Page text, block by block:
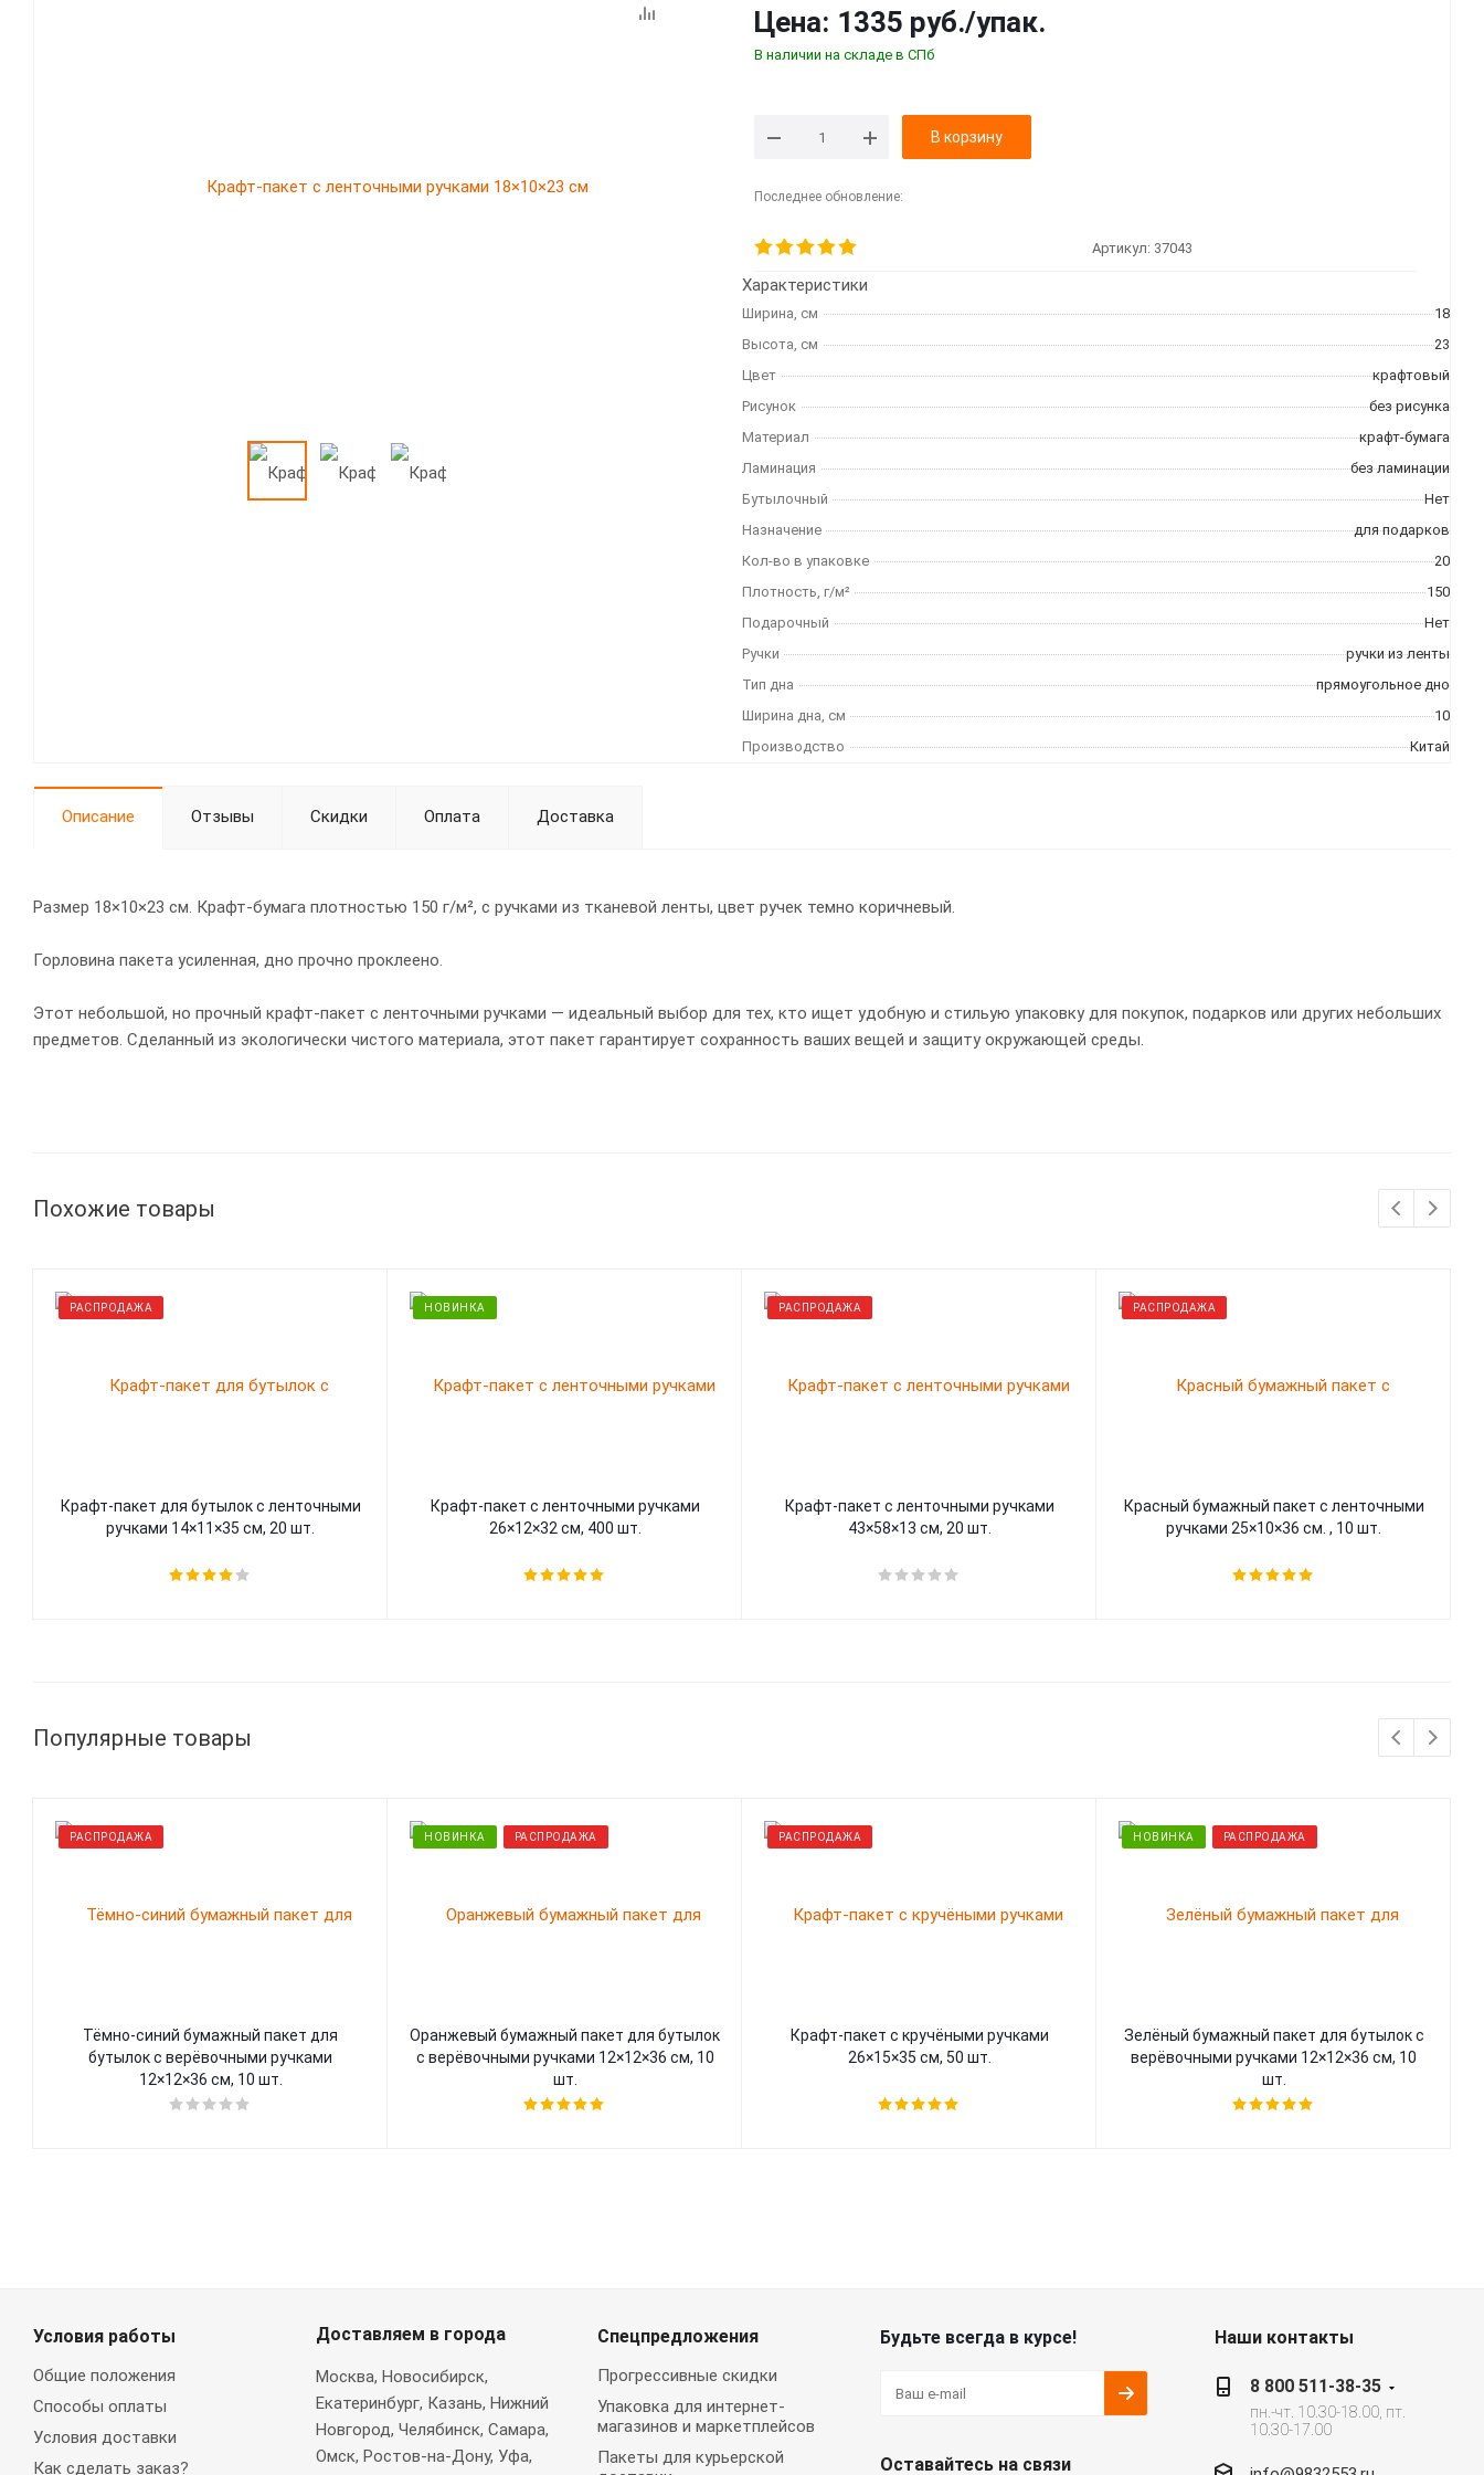
Цена: 1335 руб./упак.
В наличии на складе в СПб
В корзину
Последнее обновление:
Артикул: 37043
Характеристики
Ширина, см
18
Высота, см
23
Цвет
крафтовый
Рисунок
без рисунка
Материал
крафт-бумага
Ламинация
без ламинации
Бутылочный
Нет
Назначение
для подарков
Кол-во в упаковке
20
Плотность, г/м²
150
Подарочный
Нет
Ручки
ручки из ленты
Тип дна
прямоугольное дно
Ширина дна, см
10
Производство
Китай
Описание Отзывы Скидки Оплата Доставка
Размер 18×10×23 см. Крафт-бумага плотностью 150 г/м², с ручками из тканевой ленты, цвет ручек темно коричневый.
Горловина пакета усиленная, дно прочно проклеено.
Этот небольшой, но прочный крафт-пакет с ленточными ручками — идеальный выбор для тех, кто ищет удобную и стильую упаковку для покупок, подарков или других небольших
предметов. Сделанный из экологически чистого материала, этот пакет гарантирует сохранность ваших вещей и защиту окружающей среды.
Похожие товары
РАСПРОДАЖА
Крафт-пакет для бутылок с ленточными
ручками 14×11×35 см, 20 шт.
НОВИНКА
Крафт-пакет с ленточными ручками
26×12×32 см, 400 шт.
РАСПРОДАЖА
Крафт-пакет с ленточными ручками
43×58×13 см, 20 шт.
РАСПРОДАЖА
Красный бумажный пакет с ленточными
ручками 25×10×36 см. , 10 шт.
Популярные товары
РАСПРОДАЖА
Тёмно-синий бумажный пакет для
бутылок с верёвочными ручками
12×12×36 см, 10 шт.
НОВИНКА РАСПРОДАЖА
Оранжевый бумажный пакет для бутылок
с верёвочными ручками 12×12×36 см, 10
шт.
РАСПРОДАЖА
Крафт-пакет с кручёными ручками
26×15×35 см, 50 шт.
НОВИНКА РАСПРОДАЖА
Зелёный бумажный пакет для бутылок с
верёвочными ручками 12×12×36 см, 10
шт.
Условия работы
Общие положения
Способы оплаты
Условия доставки
Как сделать заказ?
Доставляем в города
Москва, Новосибирск,
Екатеринбург, Казань, Нижний
Новгород, Челябинск, Самара,
Омск, Ростов-на-Дону, Уфа,
Спецпредложения
Прогрессивные скидки
Упаковка для интернет-
магазинов и маркетплейсов
Пакеты для курьерской
Будьте всегда в курсе!
Оставайтесь на связи
Наши контакты
8 800 511-38-35
пн.-чт. 10.30-18.00, пт.
10.30-17.00